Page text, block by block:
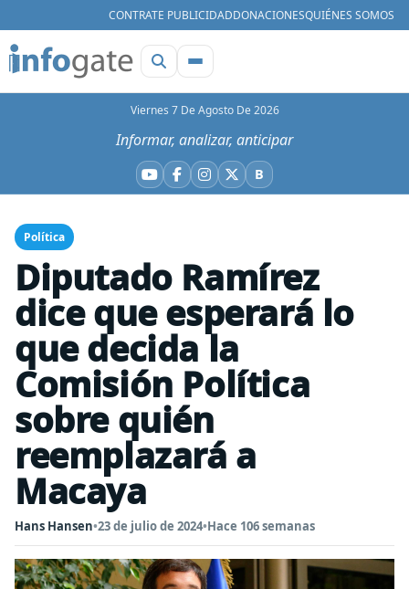
CONTRATE PUBLICIDADDONACIONESQUIÉNES SOMOS
Viernes 7 De Agosto De 2026
Informar, analizar, anticipar
YouTube
Facebook
Instagram
X BBluesky
Política
Diputado Ramírez
dice que esperará lo
que decida la
Comisión Política
sobre quién
reemplazará a
Macaya
Hans Hansen•23 de julio de 2024•Hace 106 semanas